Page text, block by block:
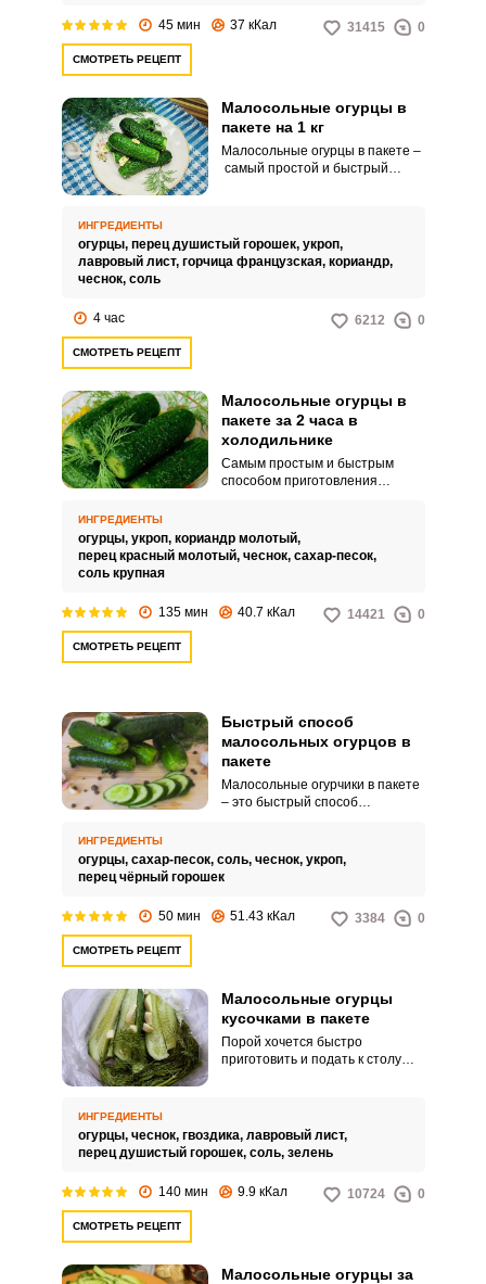
и уже через 30 минут на вашем
45 мин 37 кКал 31415 0
СМОТРЕТЬ РЕЦЕПТ
Малосольные огурцы в
пакете на 1 кг
Малосольные огурцы в пакете –
самый простой и быстрый
ароматными, при этом не
требует никакой термической
обработки.
ИНГРЕДИЕНТЫ
огурцы, перец душистый горошек, укроп,
лавровый лист, горчица французская, кориандр,
чеснок, соль
4 час 6212 0
СМОТРЕТЬ РЕЦЕПТ
Малосольные огурцы в
пакете за 2 часа в
холодильнике
Самым простым и быстрым
способом приготовления
пакете. Малосольные огурчики
можно употреблять в пищу уже
ИНГРЕДИЕНТЫ
огурцы, укроп, кориандр молотый,
перец красный молотый, чеснок, сахар-песок,
соль крупная
135 мин 40.7 кКал 14421 0
СМОТРЕТЬ РЕЦЕПТ
Быстрый способ
малосольных огурцов в
пакете
Малосольные огурчики в пакете
– это быстрый способ
использовать посуду. Овощи
промываем, укладываем в пакет,
зелень.
ИНГРЕДИЕНТЫ
огурцы, сахар-песок, соль, чеснок, укроп,
перец чёрный горошек
50 мин 51.43 кКал 3384 0
СМОТРЕТЬ РЕЦЕПТ
Малосольные огурцы
кусочками в пакете
Порой хочется быстро
приготовить и подать к столу
приготовления и за выполнение
функции вкусной добавки к
основному блюду.
ИНГРЕДИЕНТЫ
огурцы, чеснок, гвоздика, лавровый лист,
перец душистый горошек, соль, зелень
140 мин 9.9 кКал 10724 0
СМОТРЕТЬ РЕЦЕПТ
Малосольные огурцы за